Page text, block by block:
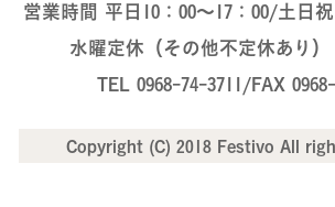
営業時間 平日10：00～17：00/土日
水曜定休（その他不定休あり）
TEL 0968-74-3711/FAX 0968-
Copyright (C) 2018 Festivo All